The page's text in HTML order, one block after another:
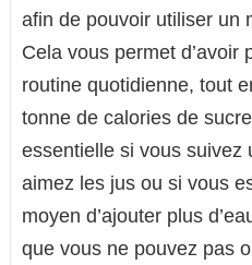
afin de pouvoir utiliser un
Cela vous permet d’avoir
routine quotidienne, tout
tonne de calories de
essentielle si vous suivez
aimez les jus ou si vous
moyen d’ajouter plus
que vous ne pouvez pas